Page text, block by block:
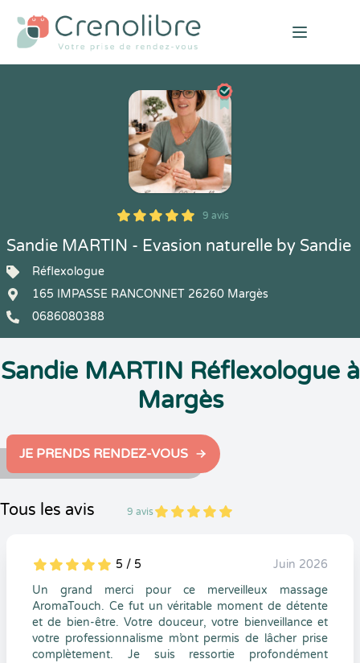
Open
5
1
5
9 9 avis
Sandie MARTIN - Evasion naturelle by Sandie
Réflexologue
165 IMPASSE RANCONNET 26260 Margès
0686080388
Sandie MARTIN Réflexologue à
Margès
JE PRENDS RENDEZ-VOUS
Tous les avis 9 avis 5
1
5
9
5
1
5
0 5 / 5
Juin 2026
Un grand merci pour ce merveilleux massage
AromaTouch. Ce fut un véritable moment de détente
et de bien-être. Votre douceur, votre bienveillance et
votre professionnalisme m’ont permis de lâcher prise
complètement. Je suis ressortie profondément